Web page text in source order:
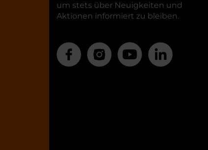
um stets über Neuigkeiten und
Aktionen informiert zu bleiben.